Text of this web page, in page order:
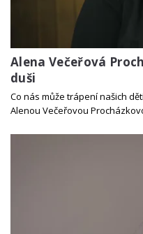
Alena Večeřová
duši
Co nás může trápení našich
Alenou Večeřovou